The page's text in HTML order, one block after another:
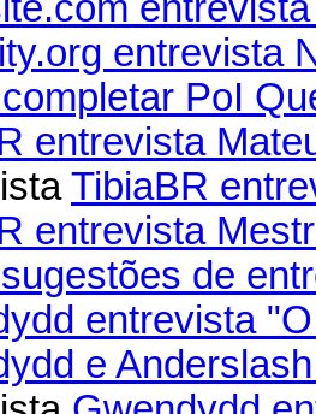
entrevista
PoI
entrevista
TibiaBR
entrevista
de
entrevista
e